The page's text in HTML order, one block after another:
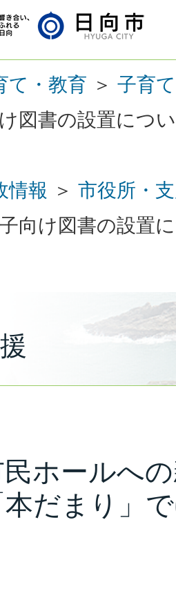
て・教育 ＞ 子育
図書の設置につ
情報 ＞ 市役所・
向け図書の設置
ホールへ
だまり」